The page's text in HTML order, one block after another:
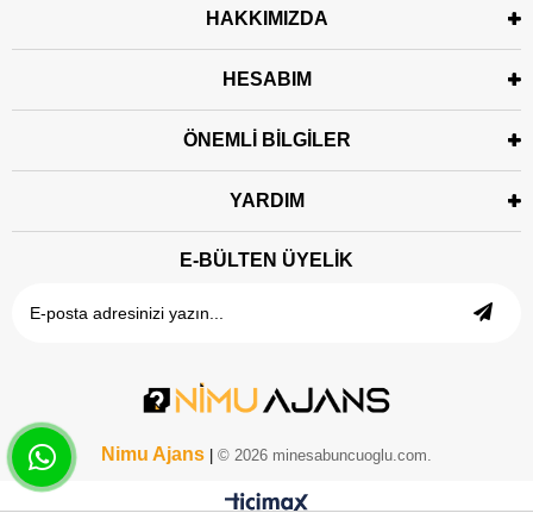
HAKKIMIZDA
HESABIM
ÖNEMLİ BİLGİLER
YARDIM
E-BÜLTEN ÜYELİK
Nimu Ajans © 2026 minesabuncuoglu.com.